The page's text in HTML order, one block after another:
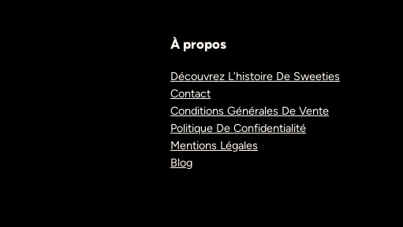
À propos
Découvrez L’histoire De Sweeties
Contact
Conditions Générales De Vente
Politique De Confidentialité
Mentions Légales
Blog